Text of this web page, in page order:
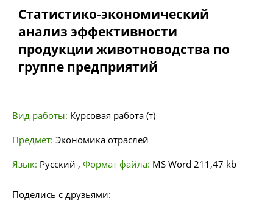
Статистико-экономический
анализ эффективности
продукции животноводства по
группе предприятий
Вид работы: Курсовая работа (т)
Предмет: Экономика отраслей
Язык: Русский , Формат файла: MS Word 211,47 kb
Поделись с друзьями: